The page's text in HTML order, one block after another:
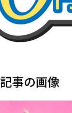
記事の画像